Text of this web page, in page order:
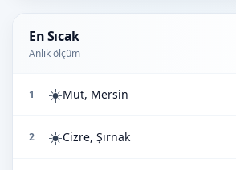
En Sıcak
Anlık ölçüm
1 ☀️Mut, Mersin
2 ☀️Cizre, Şırnak